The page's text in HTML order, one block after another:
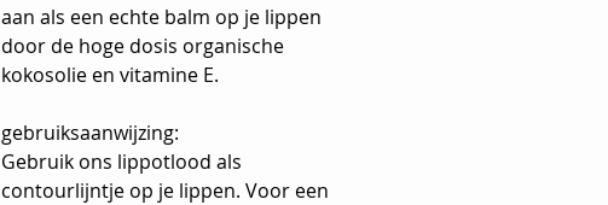
aan als een echte balm op je lippen
door de hoge dosis organische
kokosolie en vitamine E.
gebruiksaanwijzing:
Gebruik ons lippotlood als
contourlijntje op je lippen. Voor een